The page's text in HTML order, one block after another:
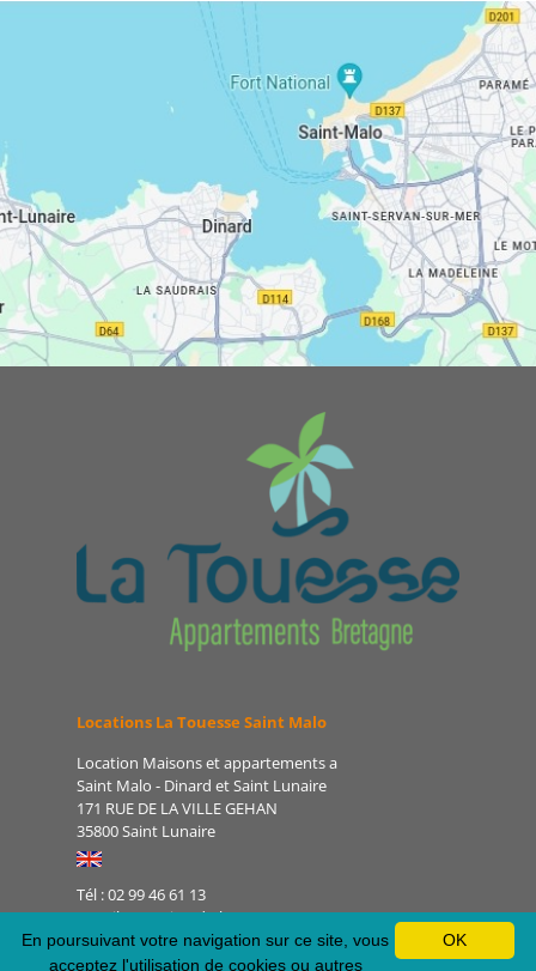
Locations La Touesse Saint Malo
Location Maisons et appartements a
Saint Malo - Dinard et Saint Lunaire
171 RUE DE LA VILLE GEHAN
35800 Saint Lunaire
Tél : 02 99 46 61 13
E-mail : camping-de-la-
touesse@orange.fr
Site : www.latouessesaintmalo.fr
OK
En poursuivant votre navigation sur ce site, vous
acceptez l'utilisation de cookies ou autres